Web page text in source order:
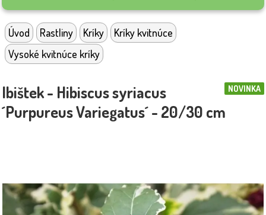
Úvod Rastliny Kríky
Kríky kvitnúce
Vysoké kvitnúce kríky
NOVINKA
Ibištek - Hibiscus syriacus
´Purpureus Variegatus´ - 20/30 cm